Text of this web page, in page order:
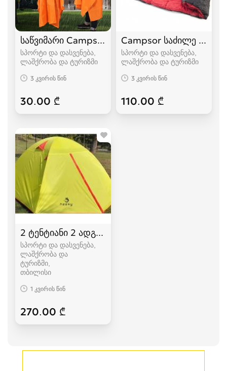
საწვიმარი Campsor
სპორტი და დასვენება,
ლაშქრობა და ტურიზმი
3 კვირის წინ
30.00 ₾
Campsor საძილე
სპორტი და დასვენება,
ლაშქრობა და ტურიზმი
3 კვირის წინ
110.00 ₾
2 ტენტიანი 2 ადგილიანი HASKY karavi კარვები
სპორტი და დასვენება,
ლაშქრობა და
ტურიზმი
თბილისი
1 კვირის წინ
270.00 ₾